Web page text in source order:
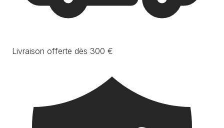
Livraison offerte dès 300 €